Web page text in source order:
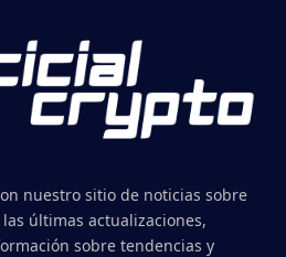
nuestro sitio de noticias sobre
últimas actualizaciones,
sobre tendencias y